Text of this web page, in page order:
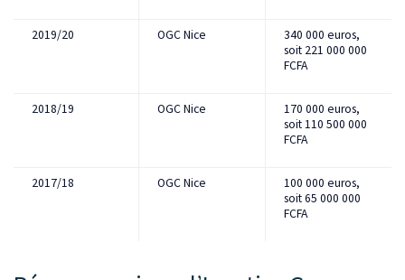
2019/20 OGC Nice
340 000 euros,
soit 221 000 000
FCFA
2018/19 OGC Nice
170 000 euros,
soit 110 500 000
FCFA
2017/18 OGC Nice
100 000 euros,
soit 65 000 000
FCFA